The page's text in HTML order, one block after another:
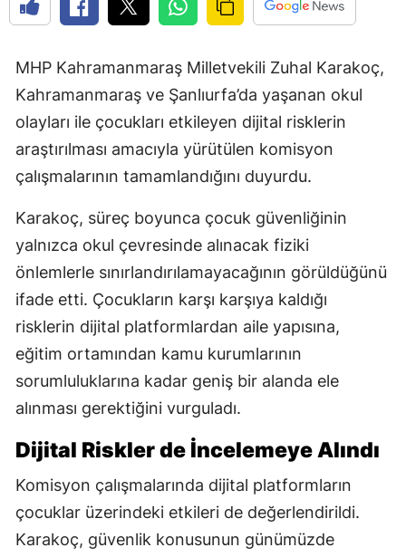
MHP Kahramanmaraş Milletvekili Zuhal Karakoç,
Kahramanmaraş ve Şanlıurfa’da yaşanan okul
olayları ile çocukları etkileyen dijital risklerin
araştırılması amacıyla yürütülen komisyon
çalışmalarının tamamlandığını duyurdu.
Karakoç, süreç boyunca çocuk güvenliğinin
yalnızca okul çevresinde alınacak fiziki
önlemlerle sınırlandırılamayacağının görüldüğünü
ifade etti. Çocukların karşı karşıya kaldığı
risklerin dijital platformlardan aile yapısına,
eğitim ortamından kamu kurumlarının
sorumluluklarına kadar geniş bir alanda ele
alınması gerektiğini vurguladı.
Dijital Riskler de İncelemeye Alındı
Komisyon çalışmalarında dijital platformların
çocuklar üzerindeki etkileri de değerlendirildi.
Karakoç, güvenlik konusunun günümüzde